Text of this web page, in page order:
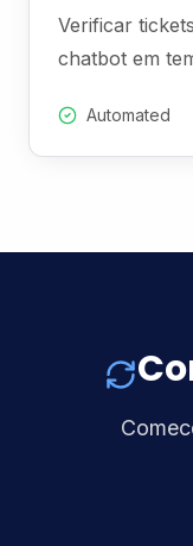
Verificar
chatbot em
Automated